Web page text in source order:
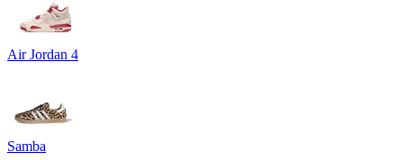
Air Jordan 4
Samba